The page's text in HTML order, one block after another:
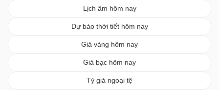
Lịch âm hôm nay
Dự báo thời tiết hôm nay
Giá vàng hôm nay
Giá bạc hôm nay
Tỷ giá ngoại tệ